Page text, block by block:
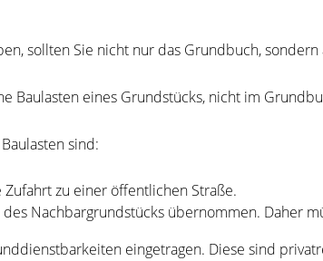
sollten Sie nicht nur das Grundbuch,
Baulasten eines Grundstücks, nicht im
sind:
zu einer öffentlichen Straße.
Nachbargrundstücks übernommen. Daher
eingetragen. Diese sind pri